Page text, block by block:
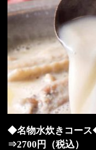
◆名物水炊きコース
⇒2700円（税込）